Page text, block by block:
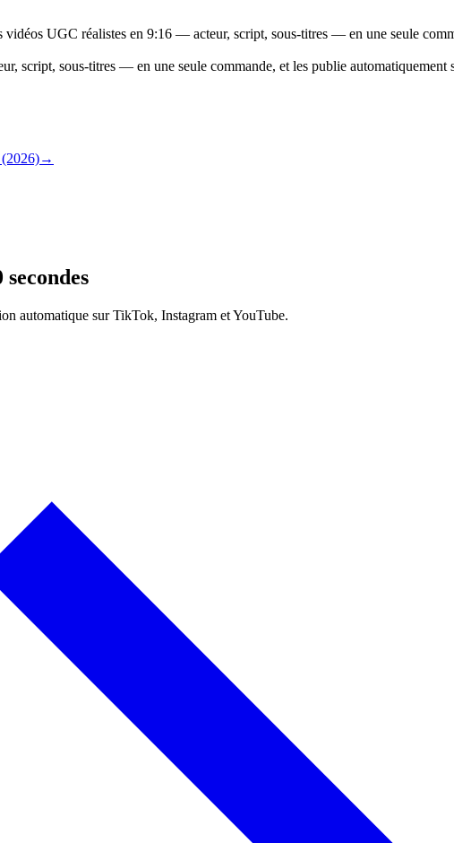
UGC réalistes en 9:16 — acteur, script, sous-titres — en une seule
script, sous-titres — en une seule commande, et les publie
→
automatique sur TikTok, Instagram et YouTube.